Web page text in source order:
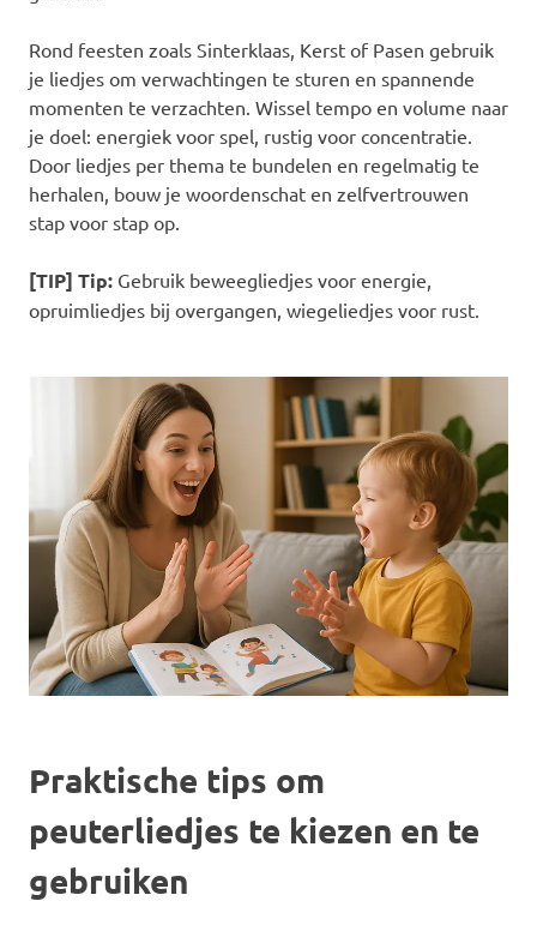
Rond feesten zoals Sinterklaas, Kerst of Pasen gebruik
je liedjes om verwachtingen te sturen en spannende
momenten te verzachten. Wissel tempo en volume naar
je doel: energiek voor spel, rustig voor concentratie.
Door liedjes per thema te bundelen en regelmatig te
herhalen, bouw je woordenschat en zelfvertrouwen
stap voor stap op.
[TIP] Tip: Gebruik beweegliedjes voor energie,
opruimliedjes bij overgangen, wiegeliedjes voor rust.
Praktische tips om
peuterliedjes te kiezen en te
gebruiken